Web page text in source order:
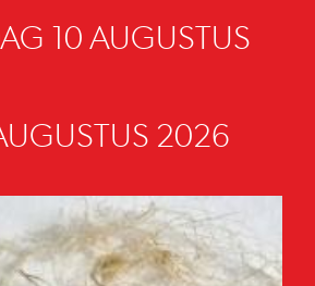
10 AUGUSTUS
2026